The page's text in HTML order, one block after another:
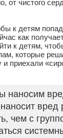
от чистого
к детям
как
к детям,
которые
приехали
вред
чем с